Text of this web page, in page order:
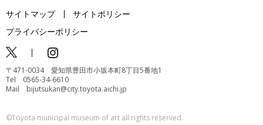
サイトマップ
サイトポリシー
プライバシーポリシー
〒471-0034 愛知県豊田市小坂本町8丁目5番地1
Tel 0565-34-6610
Mail bijutsukan@city.toyota.aichi.jp
©️Toyota municipal museum of art all rights reserved.